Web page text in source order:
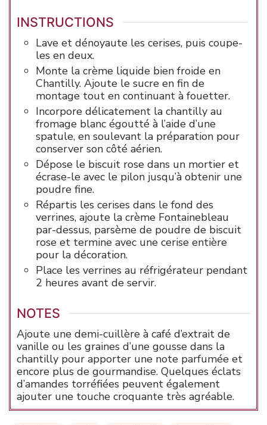
INSTRUCTIONS
Lave et dénoyaute les cerises, puis coupe-
les en deux.
Monte la crème liquide bien froide en
Chantilly. Ajoute le sucre en fin de
montage tout en continuant à fouetter.
Incorpore délicatement la chantilly au
fromage blanc égoutté à l’aide d’une
spatule, en soulevant la préparation pour
conserver son côté aérien.
Dépose le biscuit rose dans un mortier et
écrase-le avec le pilon jusqu’à obtenir une
poudre fine.
Répartis les cerises dans le fond des
verrines, ajoute la crème Fontainebleau
par-dessus, parsème de poudre de biscuit
rose et termine avec une cerise entière
pour la décoration.
Place les verrines au réfrigérateur pendant
2 heures avant de servir.
NOTES
Ajoute une demi-cuillère à café d’extrait de
vanille ou les graines d’une gousse dans la
chantilly pour apporter une note parfumée et
encore plus de gourmandise. Quelques éclats
d’amandes torréfiées peuvent également
ajouter une touche croquante très agréable.